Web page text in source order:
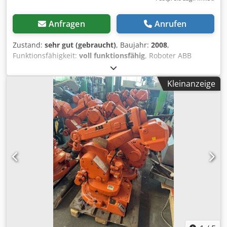
Speditionskosten auf Anfrage – Bitte Lieferadresse
angeben.
geringen Reibungsverlusten in den Stirnrädern Stirnräder
mit geringer Reibung und keine unnötigen Bewegungen
dank QuickMove und TrueMove reduzieren den
Stromverbrauch auf 0,58 kW bei maximaler
Geschwindigkeit und noch weniger bei niedrigen
Geschwindigkeiten. Der Luftschallpegel von nur
Anfragen Anrufen
Zustand: sehr gut (gebraucht), Baujahr: 2008,
Funktionsfähigkeit: voll funktionsfähig, Roboter ABB
Robotics IRB 1600-8/1.45 IRC5 M2004, komplett (16-53400)
Steuerung: IRC5 M2004 Anzahl der Achsen: 6 Max.
Traglast: 8kg Max. Arbeitsbereich: 1450mm Baujahr: 2008
Lieferumfang: Roboter, Steuerung, Kabel, Teachpanel,
Schaltpläne Gebrauchtware – normale Gebrauchsspuren
vorhanden. Weitere Details, Artikelnummern und Bilder
auf Anfrage. Zwei Wochen Inbetriebnahme Garantie. Keine
weitere Gewährleistung. Darüber hinaus sind ständig
Ersatzteile ab Lager verfügbar. Der Roboter ist voll
funktionsfähig und kann gerne besichtigt werden. Frei
verladen / ab Werk. Der angegebene Betrag ist netto. Die
gesetzlich vorgeschriebene Mehrwertsteuer von 19 % wird
beim Checkout hinzugefügt. Sie erhalten eine ordentliche
Rechnung mit ausgewiesener Mehrwertsteuer. Abholung
vor Ort in 74722 Buchen/Hainstadt. Versand - oder
Kleinanzeige